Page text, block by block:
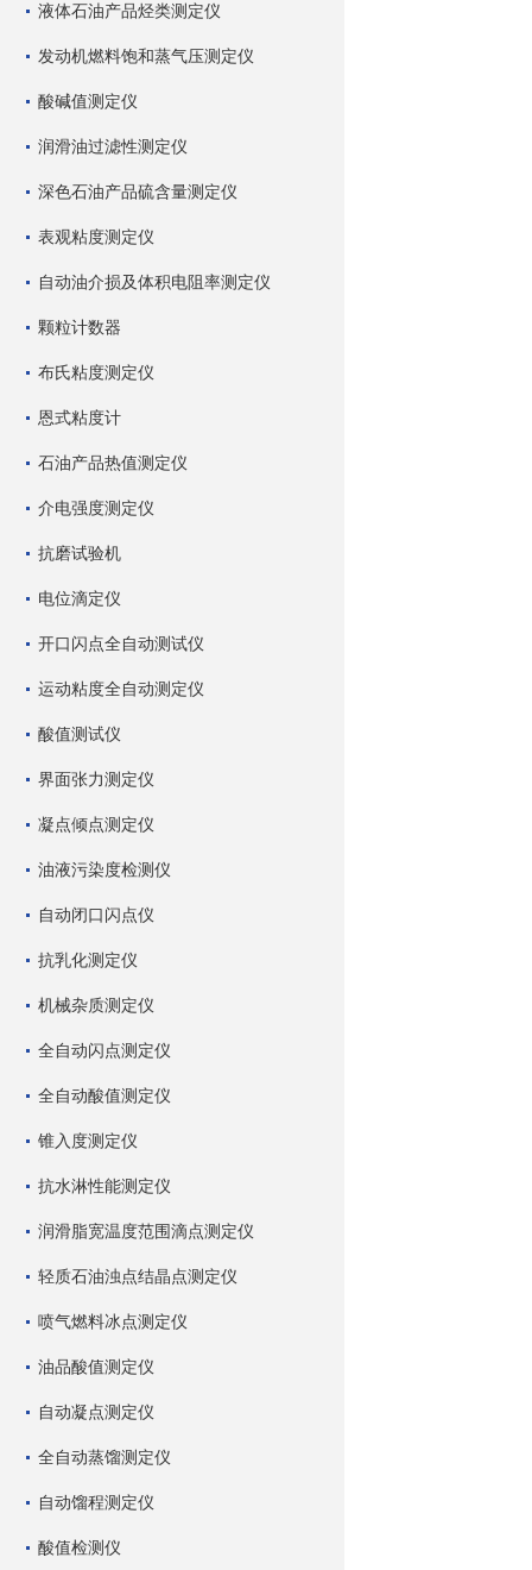
液体石油产品烃类测定仪
发动机燃料饱和蒸气压测定仪
酸碱值测定仪
润滑油过滤性测定仪
深色石油产品硫含量测定仪
表观粘度测定仪
自动油介损及体积电阻率测定仪
颗粒计数器
布氏粘度测定仪
恩式粘度计
石油产品热值测定仪
介电强度测定仪
抗磨试验机
电位滴定仪
开口闪点全自动测试仪
运动粘度全自动测定仪
酸值测试仪
界面张力测定仪
凝点倾点测定仪
油液污染度检测仪
自动闭口闪点仪
抗乳化测定仪
机械杂质测定仪
全自动闪点测定仪
全自动酸值测定仪
锥入度测定仪
抗水淋性能测定仪
润滑脂宽温度范围滴点测定仪
轻质石油浊点结晶点测定仪
喷气燃料冰点测定仪
油品酸值测定仪
自动凝点测定仪
全自动蒸馏测定仪
自动馏程测定仪
酸值检测仪